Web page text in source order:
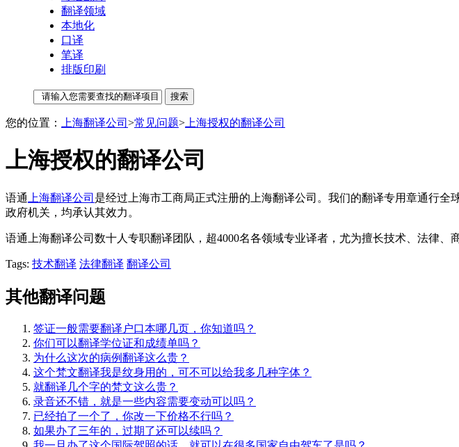
翻译领域
本地化
口译
笔译
排版印刷
您的位置： 上海翻译公司 >常见问题> 上海授权的翻译公司
上海授权的翻译公司
语通 上海翻译公司 是经过上海市工商局正式注册的上海翻译公司。我们的翻译专用章通行
政府机关，均承认其效力。
语通上海翻译公司数十人专职翻译团队，超4000名各领域专业译者，尤为擅长技术、法律、
Tags: 技术翻译 法律翻译 翻译公司
其他翻译问题
签证一般需要翻译户口本哪几页，你知道吗？
你们可以翻译学位证和成绩单吗？
为什么这次的病例翻译这么贵？
这个梵文翻译我是纹身用的，可不可以给我多几种字体？
就翻译几个字的梵文这么贵？
录音还不错，就是一些内容需要变动可以吗？
已经拍了一个了，你改一下价格不行吗？
如果办了三年的，过期了还可以续吗？